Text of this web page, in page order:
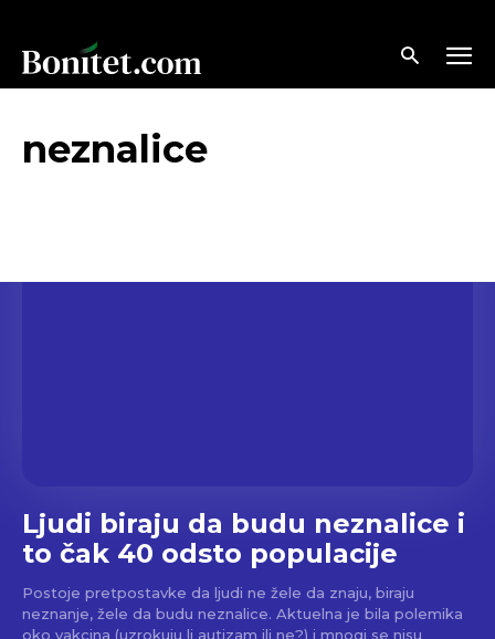
neznalice
Ljudi biraju da budu neznalice i
to čak 40 odsto populacije
Postoje pretpostavke da ljudi ne žele da znaju, biraju
neznanje, žele da budu neznalice. Aktuelna je bila polemika
oko vakcina (uzrokuju li autizam ili ne?) i mnogi se nisu